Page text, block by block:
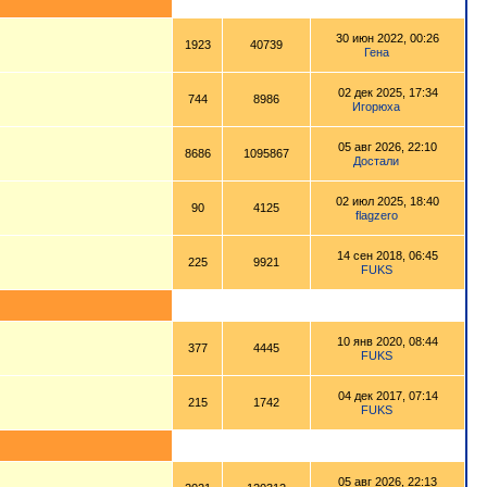
1923 40739
30 июн 2022, 00:26
Гена
744 8986
02 дек 2025, 17:34
Игорюха
8686 1095867
05 авг 2026, 22:10
Достали
90 4125
02 июл 2025, 18:40
flagzero
225 9921
14 сен 2018, 06:45
FUKS
377 4445
10 янв 2020, 08:44
FUKS
215 1742
04 дек 2017, 07:14
FUKS
05 авг 2026, 22:13